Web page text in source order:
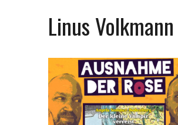
Linus Volkmann